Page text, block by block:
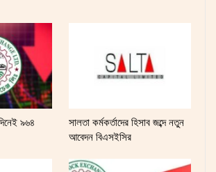
৯৬৪
সালতা কর্মকর্তাদের হিসাব জব্দে নতুন
আবেদন বিএসইসির